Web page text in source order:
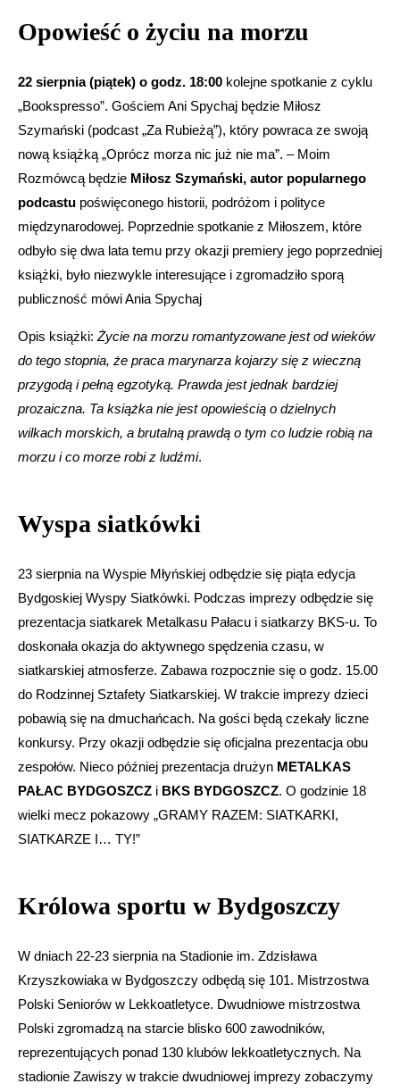
Opowieść o życiu na morzu
22 sierpnia (piątek) o godz. 18:00 kolejne spotkanie z cyklu
„Bookspresso”. Gościem Ani Spychaj będzie Miłosz
Szymański (podcast „Za Rubieżą”), który powraca ze swoją
nową książką „Oprócz morza nic już nie ma”. – Moim
Rozmówcą będzie Miłosz Szymański, autor popularnego
podcastu poświęconego historii, podróżom i polityce
międzynarodowej. Poprzednie spotkanie z Miłoszem, które
odbyło się dwa lata temu przy okazji premiery jego poprzedniej
książki, było niezwykle interesujące i zgromadziło sporą
publiczność mówi Ania Spychaj
Opis książki: Życie na morzu romantyzowane jest od wieków
do tego stopnia, że praca marynarza kojarzy się z wieczną
przygodą i pełną egzotyką. Prawda jest jednak bardziej
prozaiczna. Ta książka nie jest opowieścią o dzielnych
wilkach morskich, a brutalną prawdą o tym co ludzie robią na
morzu i co morze robi z ludźmi.
Wyspa siatkówki
23 sierpnia na Wyspie Młyńskiej odbędzie się piąta edycja
Bydgoskiej Wyspy Siatkówki. Podczas imprezy odbędzie się
prezentacja siatkarek Metalkasu Pałacu i siatkarzy BKS-u. To
doskonała okazja do aktywnego spędzenia czasu, w
siatkarskiej atmosferze. Zabawa rozpocznie się o godz. 15.00
do Rodzinnej Sztafety Siatkarskiej. W trakcie imprezy dzieci
pobawią się na dmuchańcach. Na gości będą czekały liczne
konkursy. Przy okazji odbędzie się oficjalna prezentacja obu
zespołów. Nieco później prezentacja drużyn METALKAS
PAŁAC BYDGOSZCZ i BKS BYDGOSZCZ. O godzinie 18
wielki mecz pokazowy „GRAMY RAZEM: SIATKARKI,
SIATKARZE I… TY!”
Królowa sportu w Bydgoszczy
W dniach 22-23 sierpnia na Stadionie im. Zdzisława
Krzyszkowiaka w Bydgoszczy odbędą się 101. Mistrzostwa
Polski Seniorów w Lekkoatletyce. Dwudniowe mistrzostwa
Polski zgromadzą na starcie blisko 600 zawodników,
reprezentujących ponad 130 klubów lekkoatletycznych. Na
stadionie Zawiszy w trakcie dwudniowej imprezy zobaczymy